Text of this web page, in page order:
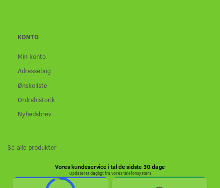
KONTO
Min konto
Adressebog
Ønskeliste
Ordrehistorik
Nyhedsbrev
Se alle produkter
Vores kundeservice i tal de sidste 30 dage
Opdateret dagligt fra vores telefonsystem